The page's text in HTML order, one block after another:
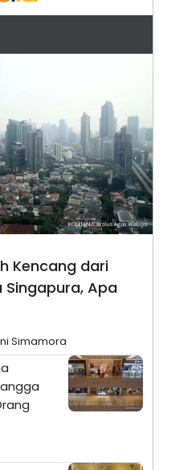
Kencang dari
Apa
Simamora